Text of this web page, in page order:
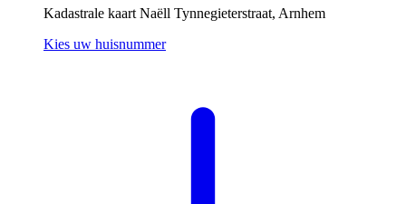
Kadastrale kaart Naëll Tynnegieterstraat, Arnhem
Kies uw huisnummer